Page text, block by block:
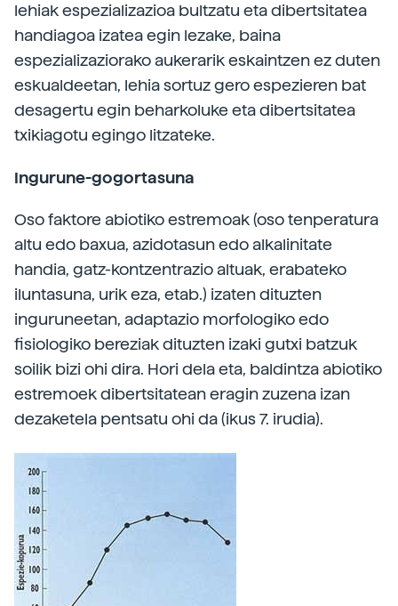
lehiak espezializazioa bultzatu eta dibertsitatea
handiagoa izatea egin lezake, baina
espezializaziorako aukerarik eskaintzen ez duten
eskualdeetan, lehia sortuz gero espezieren bat
desagertu egin beharkoluke eta dibertsitatea
txikiagotu egingo litzateke.
Ingurune-gogortasuna
Oso faktore abiotiko estremoak (oso tenperatura
altu edo baxua, azidotasun edo alkalinitate
handia, gatz-kontzentrazio altuak, erabateko
iluntasuna, urik eza, etab.) izaten dituzten
inguruneetan, adaptazio morfologiko edo
fisiologiko bereziak dituzten izaki gutxi batzuk
soilik bizi ohi dira. Hori dela eta, baldintza abiotiko
estremoek dibertsitatean eragin zuzena izan
dezaketela pentsatu ohi da (ikus 7. irudia).